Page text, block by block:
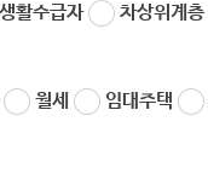
활수급자 차상위계층
월세 임대주택